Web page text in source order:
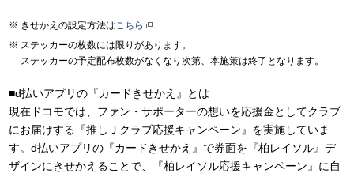
きせかえの設定方法はこちら
ステッカーの枚数には限りがあります。
ステッカーの予定配布枚数がなくなり次第、本施策は終了となります。
■d払いアプリの『カードきせかえ』とは
現在ドコモでは、ファン・サポーターの想いを応援金としてクラブ
にお届けする『推しＪクラブ応援キャンペーン』を実施していま
す。d払いアプリの『カードきせかえ』で券面を『柏レイソル』デ
ザインにきせかえることで、『柏レイソル応援キャンペーン』に自